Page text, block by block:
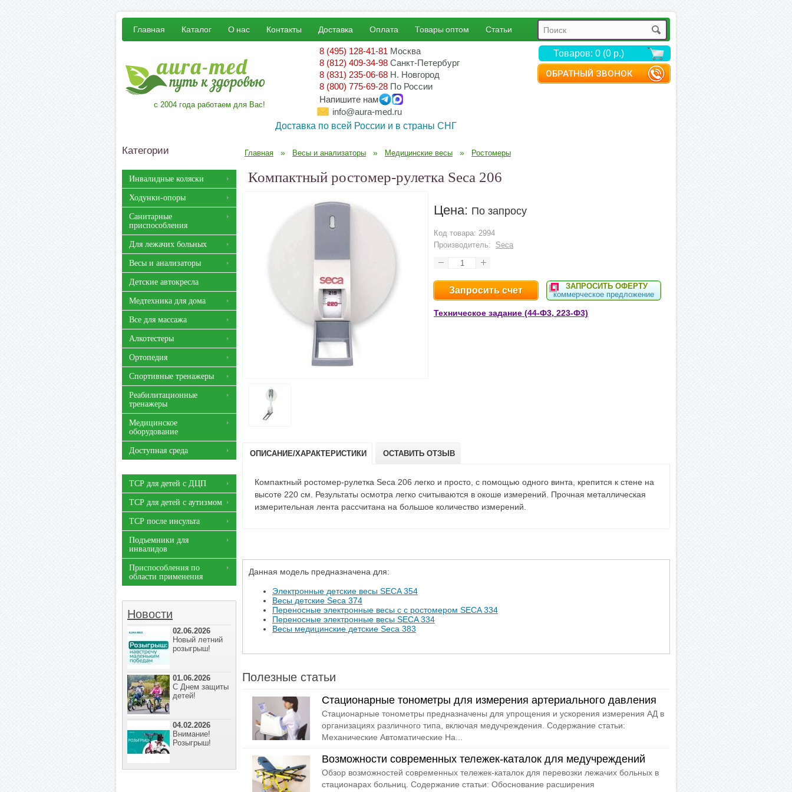
ОБРАТНЫЙ ЗВОНОК
Главная Каталог О нас Контакты Доставка Оплата Товары оптом Статьи
с 2004 года работаем для Вас!
8 (495) 128-41-81 Москва
8 (812) 409-34-98 Санкт-Петербург
8 (831) 235-06-68 Н. Новгород
8 (800) 775-69-28 По России
Напишите нам
info@aura-med.ru
Доставка по всей России и в страны СНГ
Товаров: 0 (0 р.)
Категории
Инвалидные коляски
Ходунки-опоры
Санитарные
приспособления
Для лежачих больных
Весы и анализаторы
Детские автокресла
Медтехника для дома
Все для массажа
Алкотестеры
Ортопедия
Спортивные тренажеры
Реабилитационные
тренажеры
Медицинское
оборудование
Доступная среда
ТСР для детей с ДЦП
ТСР для детей с аутизмом
ТСР после инсульта
Подъемники для
инвалидов
Приспособления по
области применения
Новости
02.06.2026
Новый летний
розыгрыш!
01.06.2026
С Днем защиты
детей!
04.02.2026
Внимание!
Розыгрыш!
Главная » Весы и анализаторы » Медицинские весы » Ростомеры
Компактный ростомер-рулетка Seca 206
Цена: По запросу
Код товара: 2994
Производитель:
Seca
Запросить счет
ЗАПРОСИТЬ ОФЕРТУ
коммерческое предложение
Техническое задание (44-Ф3, 223-Ф3)
ОПИСАНИЕ/ХАРАКТЕРИСТИКИ ОСТАВИТЬ ОТЗЫВ
Компактный ростомер-рулетка Seca 206 легко и просто, с помощью одного винта, крепится к стене на
высоте 220 см. Результаты осмотра легко считываются в окоше измерений. Прочная металлическая
измерительная лента рассчитана на большое количество измерений.
Данная модель предназначена для:
Электронные детские весы SECA 354
Весы детские Seca 374
Переносные электронные весы c с ростомером SECA 334
Переносные электронные весы SECA 334
Весы медицинские детские Seca 383
Полезные статьи
Стационарные тонометры для измерения артериального давления
Стационарные тонометры предназначены для упрощения и ускорения измерения АД в
организациях различного типа, включая медучреждения. Содержание статьи:
Механические Автоматические На...
Возможности современных тележек-каталок для медучреждений
Обзор возможностей современных тележек-каталок для перевозки лежачих больных в
стационарах больниц. Содержание статьи: Обоснование расширения